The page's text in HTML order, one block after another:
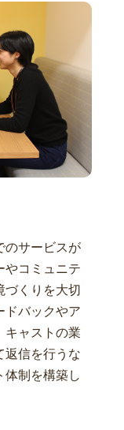
のサービスが
やコミュニテ
づくりを大切
ドバックやア
キャストの業
返信を行うな
体制を構築し